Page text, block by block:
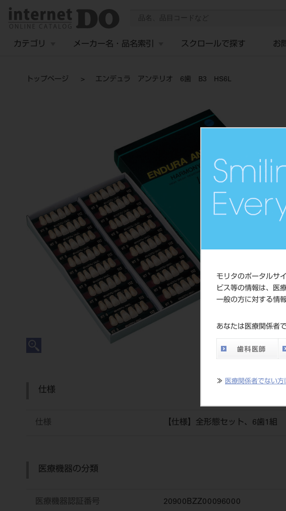
モリタのポータルサ
ビス等の情報は、医
一般の方に対する情
あなたは医療関係者
≫ 医療関係者でない方
カテゴリ メーカー名・品名索引 スクロールで探す お
トップページ エンデュラ アンテリオ 6歯 B3 HS6L
仕様
仕様 【仕様】全形態セット、6歯1組
医療機器の分類
医療機器認証番号 20900BZZ00096000